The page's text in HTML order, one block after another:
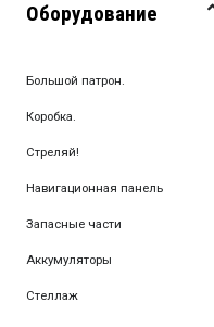
Оборудование
Большой патрон.
Коробка.
Стреляй!
Навигационная панель
Запасные части
Аккумуляторы
Стеллаж